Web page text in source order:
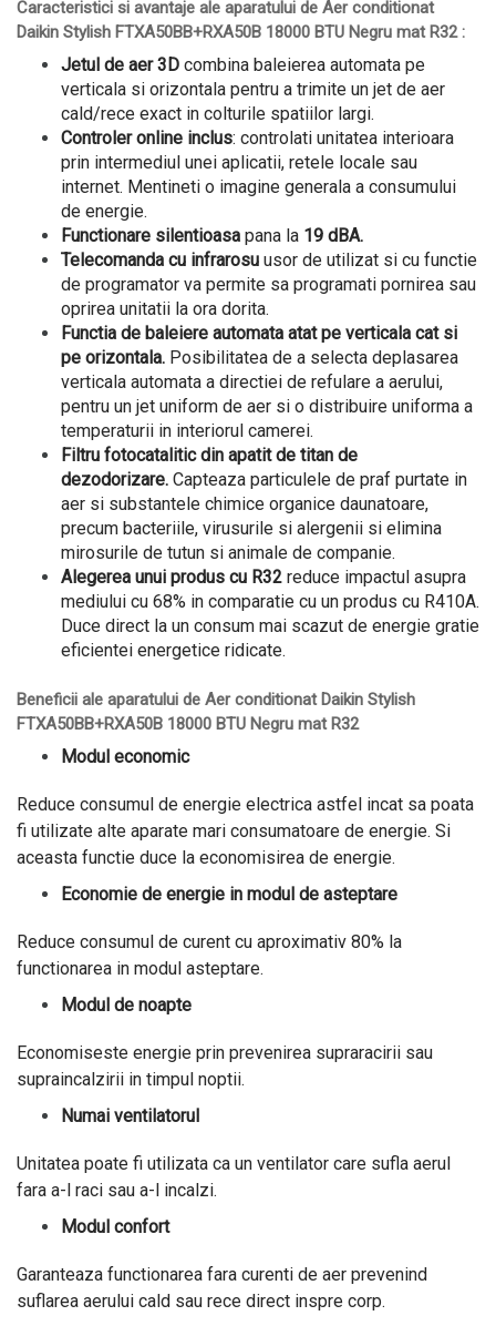
Caracteristici si avantaje ale aparatului de Aer conditionat
Daikin Stylish FTXA50BB+RXA50B 18000 BTU Negru mat R32 :
Jetul de aer 3D combina baleierea automata pe
verticala si orizontala pentru a trimite un jet de aer
cald/rece exact in colturile spatiilor largi.
Controler online inclus: controlati unitatea interioara
prin intermediul unei aplicatii, retele locale sau
internet. Mentineti o imagine generala a consumului
de energie.
Functionare silentioasa pana la 19 dBA.
Telecomanda cu infrarosu usor de utilizat si cu functie
de programator va permite sa programati pornirea sau
oprirea unitatii la ora dorita.
Functia de baleiere automata atat pe verticala cat si
pe orizontala. Posibilitatea de a selecta deplasarea
verticala automata a directiei de refulare a aerului,
pentru un jet uniform de aer si o distribuire uniforma a
temperaturii in interiorul camerei.
Filtru fotocatalitic din apatit de titan de
dezodorizare. Capteaza particulele de praf purtate in
aer si substantele chimice organice daunatoare,
precum bacteriile, virusurile si alergenii si elimina
mirosurile de tutun si animale de companie.
Alegerea unui produs cu R32 reduce impactul asupra
mediului cu 68% in comparatie cu un produs cu R410A.
Duce direct la un consum mai scazut de energie gratie
eficientei energetice ridicate.
Beneficii ale aparatului de Aer conditionat Daikin Stylish
FTXA50BB+RXA50B 18000 BTU Negru mat R32
Modul economic
Reduce consumul de energie electrica astfel incat sa poata
fi utilizate alte aparate mari consumatoare de energie. Si
aceasta functie duce la economisirea de energie.
Economie de energie in modul de asteptare
Reduce consumul de curent cu aproximativ 80% la
functionarea in modul asteptare.
Modul de noapte
Economiseste energie prin prevenirea supraracirii sau
supraincalzirii in timpul noptii.
Numai ventilatorul
Unitatea poate fi utilizata ca un ventilator care sufla aerul
fara a-l raci sau a-l incalzi.
Modul confort
Garanteaza functionarea fara curenti de aer prevenind
suflarea aerului cald sau rece direct inspre corp.